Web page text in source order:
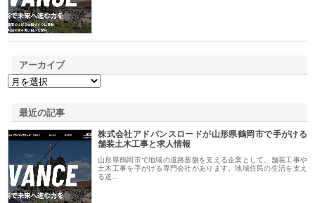
アーカイブ
最近の記事
株式会社アドバンスロードが山形県鶴岡市で手がける
舗装土木工事と求人情報
山形県鶴岡市で地域の道路基盤を支える企業として、舗装工事や
土木工事を手がける専門会社があります。地域住民の生活を支え
る道…